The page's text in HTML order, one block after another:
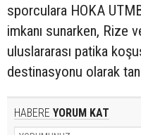
sporculara HOKA
imkanı sunarken, Rize
uluslararası patika
destinasyonu olarak
HABERE YORUM KAT